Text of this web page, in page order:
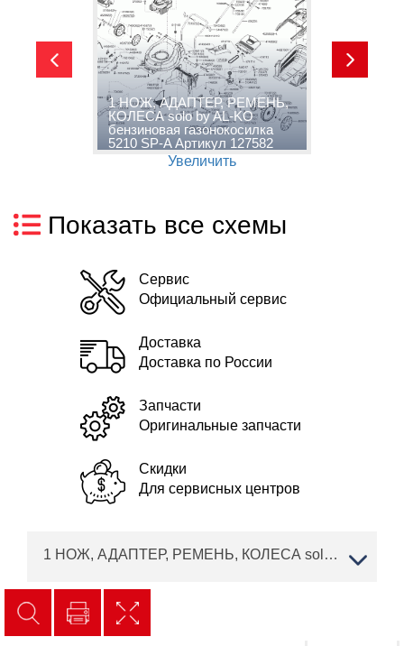
1 НОЖ, АДАПТЕР, РЕМЕНЬ,
КОЛЕСА solo by AL-KO
бензиновая газонокосилка
5210 SP-A Артикул 127582
Увеличить
Показать все схемы
Сервис
Официальный сервис
Доставка
Доставка по России
Запчасти
Оригинальные запчасти
Скидки
Для сервисных центров
1 НОЖ, АДАПТЕР, РЕМЕНЬ, КОЛЕСА solo by AL-KO бензиновая газонокосилка 5210 SP-A Артикул 127582